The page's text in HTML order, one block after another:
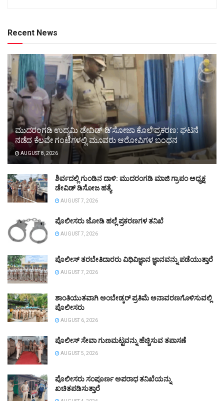
Recent News
ಮುದರಂಗಡಿ ಉದ್ಯಮಿ ಡೇವಿಡ್ ಡಿ’ಸೋಜಾ ಕೊಲೆ ಪ್ರಕರಣ: ಘಟನೆ
ನಡೆದ ಕೆಲವೇ ಗಂಟೆಗಳಲ್ಲಿ ಮೂವರು ಆರೋಪಿಗಳ ಬಂಧನ
AUGUST 8, 2026
ಶಿರ್ವದಲ್ಲಿ ಗುಂಡಿನ ದಾಳಿ: ಮುದರಂಗಡಿ ಮಾಜಿ ಗ್ರಾಪಂ ಅಧ್ಯಕ್ಷ
ಡೇವಿಡ್ ಡಿಸೋಜ ಹತ್ಯೆ
AUGUST 7, 2026
ಪೊಲೀಸರು ಜೋಡಿ ಹಲ್ಲೆ ಪ್ರಕರಣಗಳ ತನಿಖೆ
AUGUST 7, 2026
ಪೊಲೀಸ್ ತರಬೇತಿದಾರರು ವಿಧಿವಿಜ್ಞಾನ ಜ್ಞಾನವನ್ನು ಪಡೆಯುತ್ತಾರೆ
AUGUST 7, 2026
ಶಾಂತಿಯುತವಾಗಿ ಅಂಬೇಡ್ಕರ್ ಪ್ರತಿಮೆ ಅನಾವರಣಗೊಳಿಸುವಲ್ಲಿ
ಪೊಲೀಸರು
AUGUST 6, 2026
ಪೊಲೀಸ್ ಸೇವಾ ಗುಣಮಟ್ಟವನ್ನು ಹೆಚ್ಚಿಸುವ ತಪಾಸಣೆ
AUGUST 5, 2026
ಪೊಲೀಸರು ಸಂಪೂರ್ಣ ಅಪರಾಧ ತನಿಖೆಯನ್ನು
ಖಚಿತಪಡಿಸುತ್ತಾರೆ